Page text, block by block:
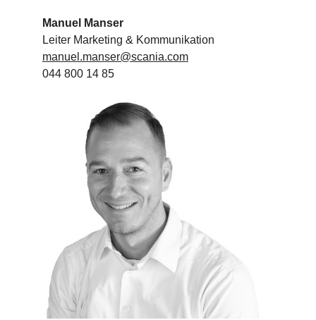
Manuel Manser
Leiter Marketing & Kommunikation
manuel.manser@scania.com
044 800 14 85